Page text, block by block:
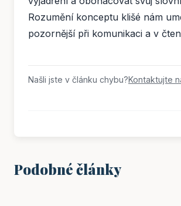
Rozumění konceptu klišé nám
pozornější při komunikaci a v
Našli jste v článku chybu?Kontaktujte
Podobné články